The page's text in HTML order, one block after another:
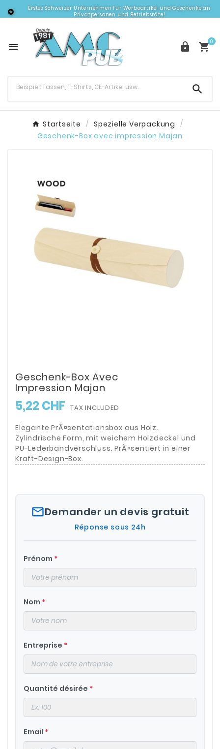

Erstes Schweizer Unternehmen für Werbeartikel und Geschenke an
Privatpersonen und Betriebsräte!
  0

Startseite
Spezielle Verpackung
Geschenk-Box avec impression Majan
Geschenk-Box Avec
Impression Majan
5,22 CHF TAX INCLUDED
Elegante PrÃ¤sentationsbox aus Holz.
Zylindrische Form, mit weichem Holzdeckel und
PU-Lederbandverschluss. PrÃ¤sentiert in einer
Kraft-Design-Box.
mail_outlineDemander un devis gratuit
Réponse sous 24h
Prénom *
Nom *
Entreprise *
Quantité désirée *
Email *